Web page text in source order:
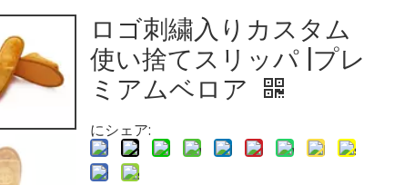
ロゴ刺繍入りカスタム
使い捨てスリッパ |プレ
ミアムベロア
にシェア: